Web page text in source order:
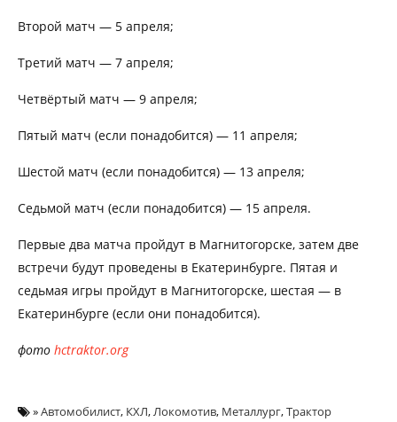
Второй матч — 5 апреля;
Третий матч — 7 апреля;
Четвёртый матч — 9 апреля;
Пятый матч (если понадобится) — 11 апреля;
Шестой матч (если понадобится) — 13 апреля;
Седьмой матч (если понадобится) — 15 апреля.
Первые два матча пройдут в Магнитогорске, затем две
встречи будут проведены в Екатеринбурге. Пятая и
седьмая игры пройдут в Магнитогорске, шестая — в
Екатеринбурге (если они понадобится).
фото hctraktor.org
»Автомобилист, КХЛ,Локомотив, Металлург,Трактор